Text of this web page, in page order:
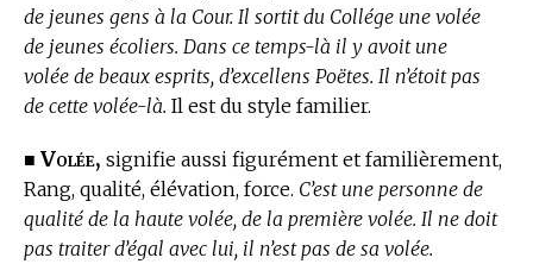
de jeunes gens à la Cour. Il sortit du Collége une volée
de jeunes écoliers. Dans ce temps-là il y avoit une
volée de beaux esprits, d’excellens Poëtes. Il n’étoit pas
de cette volée-là. Il est du style familier.
■ Volée, signifie aussi figurément et familièrement,
Rang, qualité, élévation, force. C’est une personne de
qualité de la haute volée, de la première volée. Il ne doit
pas traiter d’égal avec lui, il n’est pas de sa volée.